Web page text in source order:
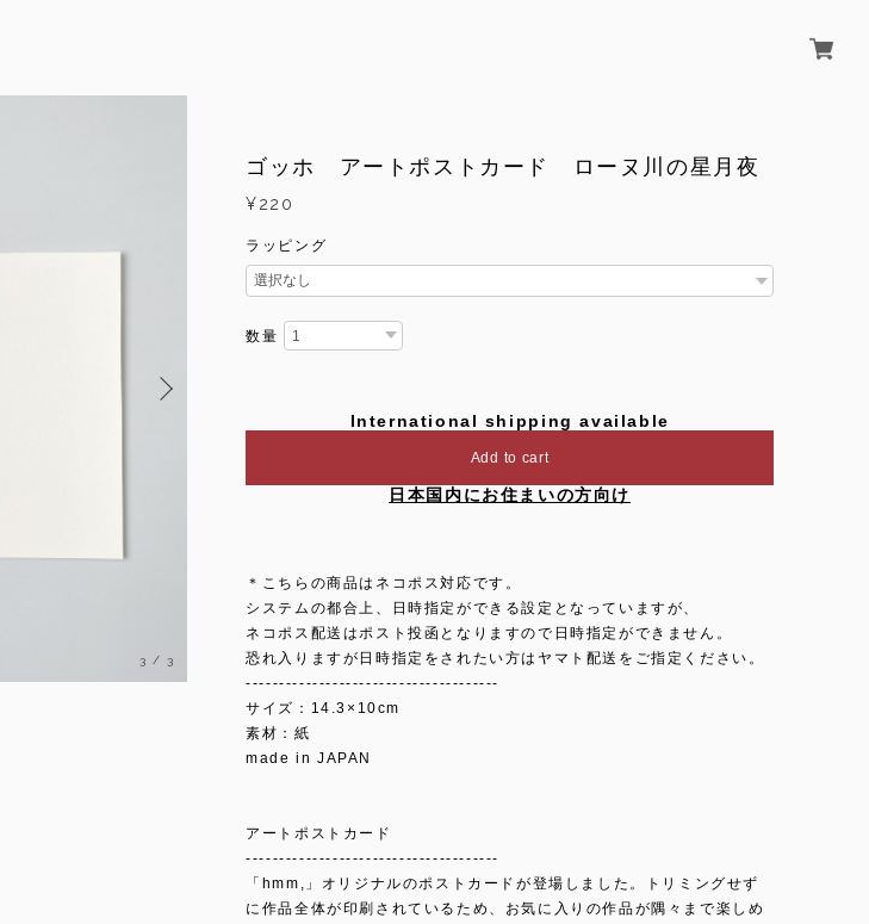
3 /3
ゴッホ アートポストカード ローヌ川の星月夜
¥220
ラッピング
数量
International shipping available
Add to cart
日本国内にお住まいの方向け
＊こちらの商品はネコポス対応です。
システムの都合上、日時指定ができる設定となっていますが、
ネコポス配送はポスト投函となりますので日時指定ができません。
恐れ入りますが日時指定をされたい方はヤマト配送をご指定ください。
--------------------------------------
サイズ：14.3×10cm
素材：紙
made in JAPAN
アートポストカード
--------------------------------------
「hmm,」オリジナルのポストカードが登場しました。トリミングせず
に作品全体が印刷されているため、お気に入りの作品が隅々まで楽しめ